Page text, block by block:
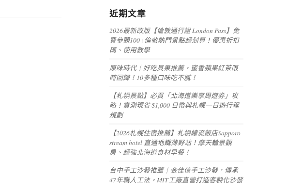
近期文章
2026最新改版【倫敦通行證 London Pass】免
費參觀100+倫敦熱門景點超划算！優惠折扣
碼、使用教學
原味時代｜好吃貝果推薦，蜜香蘋果紅茶限
時回歸！10多種口味吃不膩！
【札幌景點】必買「北海道樂享周遊券」攻
略！實測現省 $1,000 日幣與札幌一日遊行程
規劃
【2026札幌住宿推薦】札幌線流飯店Sapporo
stream hotel 直通地鐵薄野站！摩天輪景觀
房、超強北海道食材早餐！
台中手工沙發推薦｜金佳億手工沙發，傳承
47年職人工法，MIT工廠直營打造客製化沙發